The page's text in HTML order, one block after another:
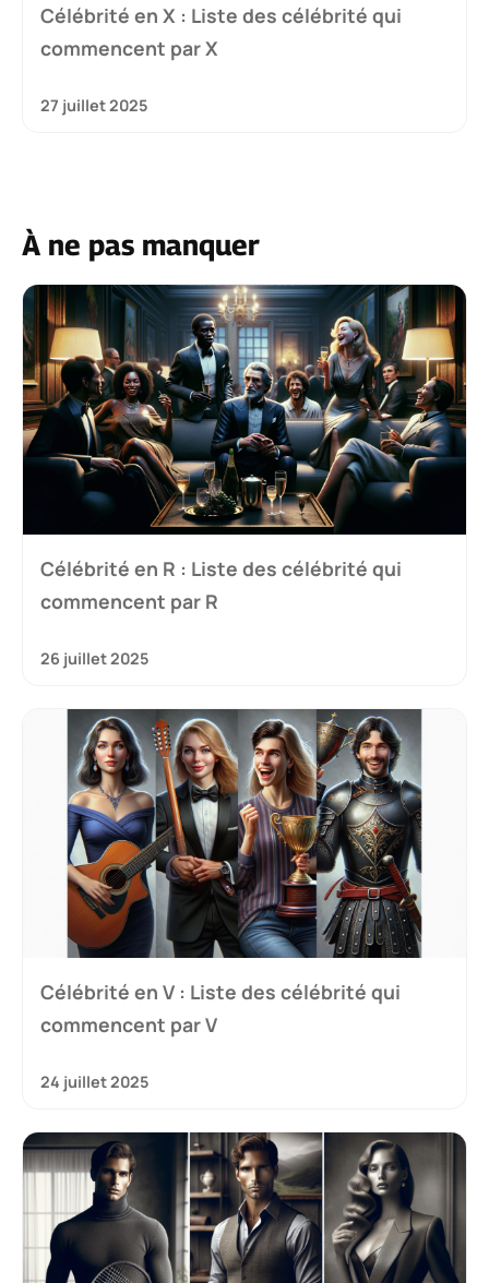
Célébrité en X : Liste des célébrité qui
commencent par X
27 juillet 2025
À ne pas manquer
Célébrité en R : Liste des célébrité qui
commencent par R
26 juillet 2025
Célébrité en V : Liste des célébrité qui
commencent par V
24 juillet 2025